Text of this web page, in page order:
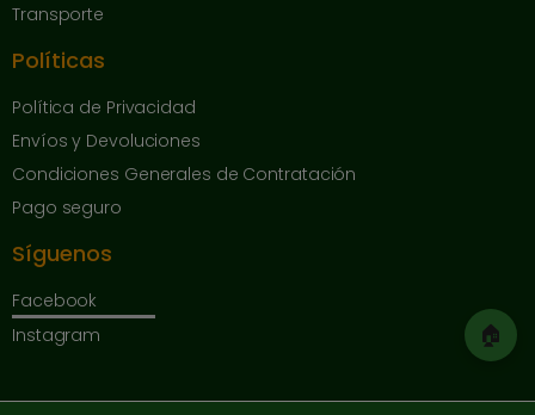
🏠
Transporte
Políticas
Política de Privacidad
Envíos y Devoluciones
Condiciones Generales de Contratación
Pago seguro
Síguenos
Facebook
Instagram